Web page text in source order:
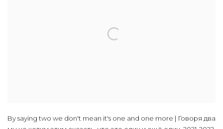
By saying two we don't mean it's one and one more | Говоря два